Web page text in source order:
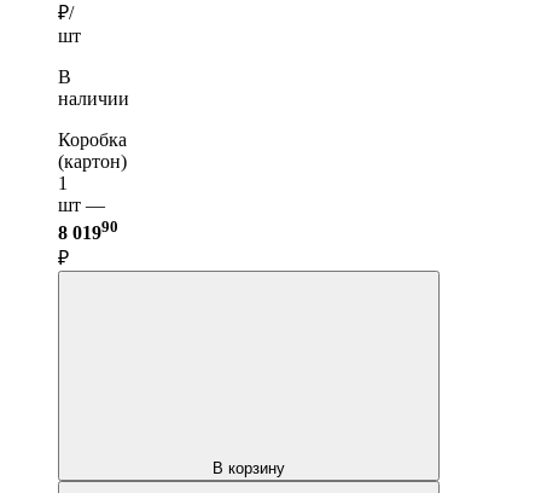
₽/
шт
В
наличии
Коробка
(картон)
1
шт —
8 01990
₽
В корзину